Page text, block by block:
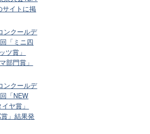
サイトに掲
ンクールデ
「ミニ四
ツ賞」
部門賞」
ンクールデ
「NEW
ヤ賞」
賞」結果発